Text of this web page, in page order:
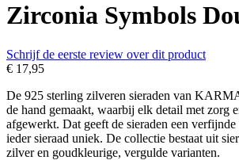
Zirconia Symbols
Schrijf de eerste review over dit product
€ 17,95
De 925 sterling zilveren sieraden van
de hand gemaakt, waarbij elk detail met zorg
afgewerkt. Dat geeft de sieraden een
ieder sieraad uniek. De collectie bestaat uit
zilver en goudkleurige, vergulde varianten.